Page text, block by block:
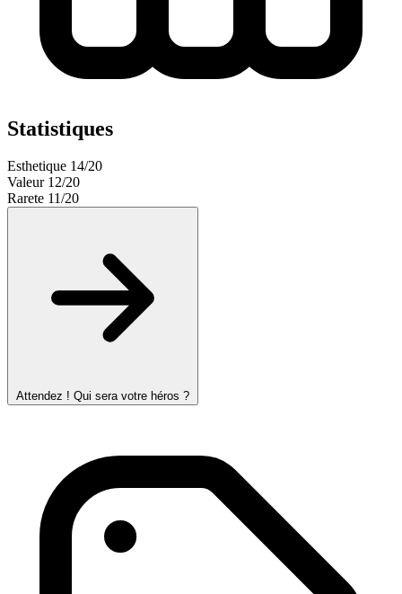
Statistiques
Esthetique 14/20
Valeur 12/20
Rarete 11/20
Attendez ! Qui sera votre héros ?